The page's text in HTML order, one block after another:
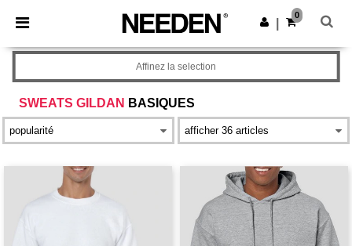
× Appli Needen
Meilleurs prix sur l’app !
Obtenir l'appli
0
SWEATS GILDAN BASIQUES
Affinez la selection